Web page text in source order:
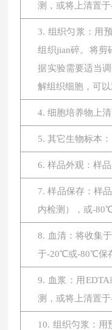
测，或将上清置
3. 组织匀浆：用
组织jian碎。将剪
据实验需要适当
解组织细胞，可
4. 细胞培养物上
5. 其它生物标本
6. 样品外观：样
7. 样品保存：样
内检测），或-
8. 血清：将收集
于-20℃或-80℃保
9. 血浆：用
测，或将上清置
10. 组织匀浆：用